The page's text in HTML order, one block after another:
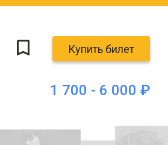
Купить билет
1 700 - 6 000 ₽